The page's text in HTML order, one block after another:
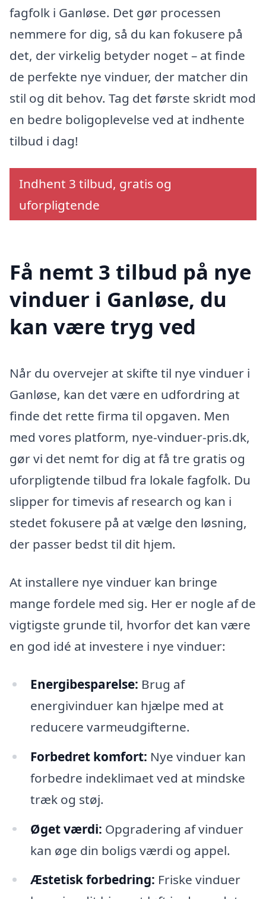
fagfolk i Ganløse. Det gør processen
nemmere for dig, så du kan fokusere på
det, der virkelig betyder noget – at finde
de perfekte nye vinduer, der matcher din
stil og dit behov. Tag det første skridt mod
en bedre boligoplevelse ved at indhente
tilbud i dag!
Indhent 3 tilbud, gratis og
uforpligtende
Få nemt 3 tilbud på nye
vinduer i Ganløse, du
kan være tryg ved
Når du overvejer at skifte til nye vinduer i
Ganløse, kan det være en udfordring at
finde det rette firma til opgaven. Men
med vores platform, nye-vinduer-pris.dk,
gør vi det nemt for dig at få tre gratis og
uforpligtende tilbud fra lokale fagfolk. Du
slipper for timevis af research og kan i
stedet fokusere på at vælge den løsning,
der passer bedst til dit hjem.
At installere nye vinduer kan bringe
mange fordele med sig. Her er nogle af de
vigtigste grunde til, hvorfor det kan være
en god idé at investere i nye vinduer:
Energibesparelse: Brug af
energivinduer kan hjælpe med at
reducere varmeudgifterne.
Forbedret komfort: Nye vinduer kan
forbedre indeklimaet ved at mindske
træk og støj.
Øget værdi: Opgradering af vinduer
kan øge din boligs værdi og appel.
Æstetisk forbedring: Friske vinduer